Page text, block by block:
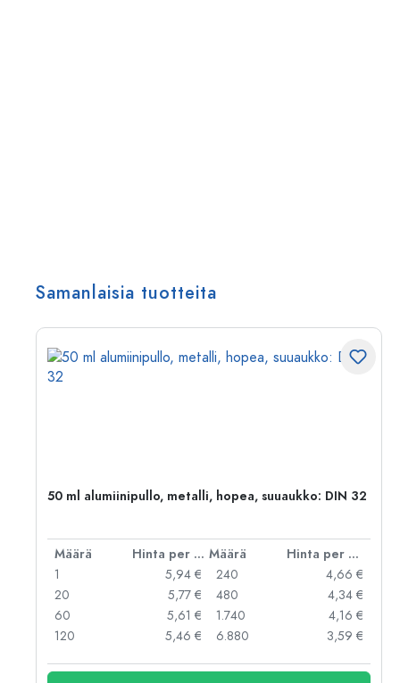
Samanlaisia tuotteita
50 ml alumiinipullo, metalli, hopea, suuaukko: DIN 32
Määrä Hinta per kpl Määrä
Hinta per kpl
1
5,94 €
20
5,77 €
60
5,61 €
120
5,46 €
240
4,66 €
480
4,34 €
1.740
4,16 €
6.880
3,59 €